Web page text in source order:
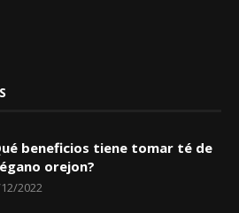
beneficios tiene tomar té de
orejon?
2022